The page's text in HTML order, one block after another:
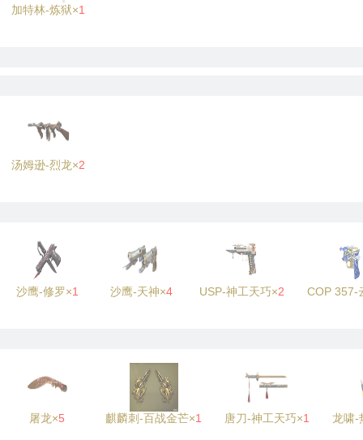
加特林-炼狱×1
汤姆逊-烈龙×2
沙鹰-修罗×1 沙鹰-天神×4 USP-神工天巧×2 COP 357-
屠龙×5 麒麟刺-百战金芒×1 唐刀-神工天巧×1 龙啸-